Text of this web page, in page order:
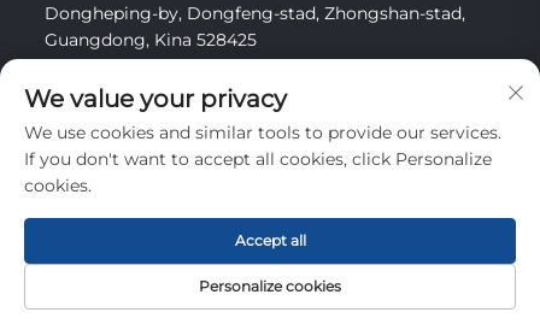
Dongheping-by, Dongfeng-stad, Zhongshan-stad,
Guangdong, Kina 528425
[email protected]
Co., Ltd. Alla rättigheter förbehållna.
privatliv
We value your privacy
We use cookies and similar tools to provide our services.
If you don't want to accept all cookies, click Personalize
cookies.
Personalize cookies
Accept all